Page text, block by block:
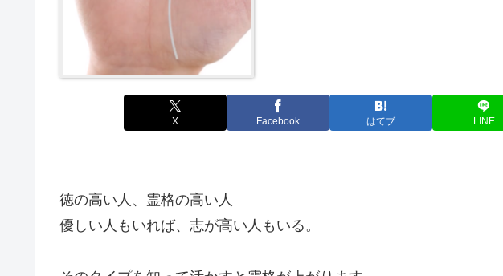
X Facebook はてブ LINE
徳の高い人、霊格の高い人
優しい人もいれば、志が高い人もいる。